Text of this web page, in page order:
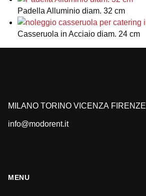
Padella Alluminio diam. 32 cm
Casseruola in Acciaio diam. 24 cm
MILANO TORINO VICENZA FIRENZE
info@modorent.it
MENU